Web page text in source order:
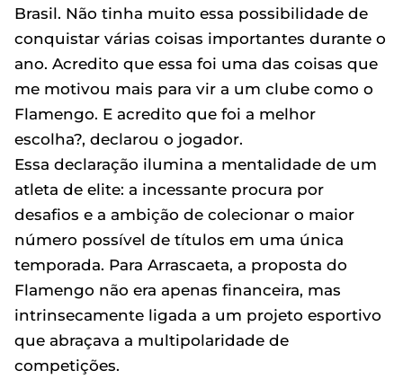
Brasil. Não tinha muito essa possibilidade de
conquistar várias coisas importantes durante o
ano. Acredito que essa foi uma das coisas que
me motivou mais para vir a um clube como o
Flamengo. E acredito que foi a melhor
escolha?, declarou o jogador.
Essa declaração ilumina a mentalidade de um
atleta de elite: a incessante procura por
desafios e a ambição de colecionar o maior
número possível de títulos em uma única
temporada. Para Arrascaeta, a proposta do
Flamengo não era apenas financeira, mas
intrinsecamente ligada a um projeto esportivo
que abraçava a multipolaridade de
competições.